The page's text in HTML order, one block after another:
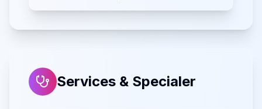
Services & Specialer